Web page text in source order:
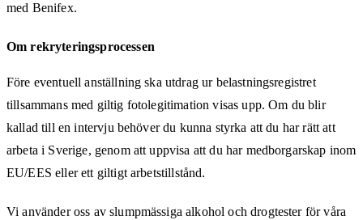
med Benifex.
Om rekryteringsprocessen
Före eventuell anställning ska utdrag ur belastningsregistret
tillsammans med giltig fotolegitimation visas upp. Om du blir
kallad till en intervju behöver du kunna styrka att du har rätt att
arbeta i Sverige, genom att uppvisa att du har medborgarskap inom
EU/EES eller ett giltigt arbetstillstånd.
Vi använder oss av slumpmässiga alkohol och drogtester för våra